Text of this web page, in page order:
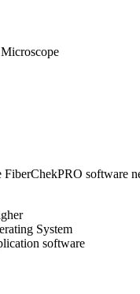
software
System
software